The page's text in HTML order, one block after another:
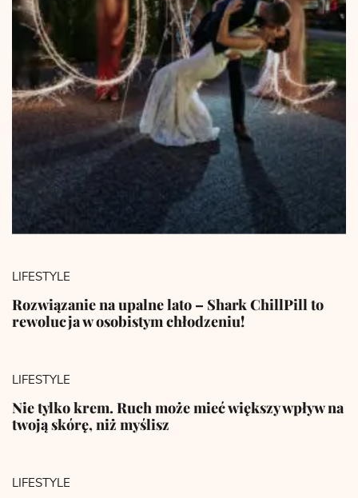
LIFESTYLE
Rozwiązanie na upalne lato – Shark ChillPill to
rewolucja w osobistym chłodzeniu!
LIFESTYLE
Nie tylko krem. Ruch może mieć większy wpływ na
twoją skórę, niż myślisz
LIFESTYLE